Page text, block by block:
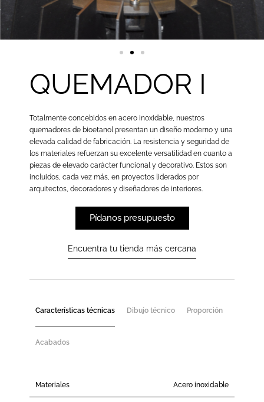
QUEMADOR I
Totalmente concebidos en acero inoxidable, nuestros
quemadores de bioetanol presentan un diseño moderno y una
elevada calidad de fabricación. La resistencia y seguridad de
los materiales refuerzan su excelente versatilidad en cuanto a
piezas de elevado carácter funcional y decorativo. Estos son
incluidos, cada vez más, en proyectos liderados por
arquitectos, decoradores y diseñadores de interiores.
Pídanos presupuesto
Encuentra tu tienda más cercana
Características técnicas Dibujo técnico Proporción
Acabados
Materiales Acero inoxidable